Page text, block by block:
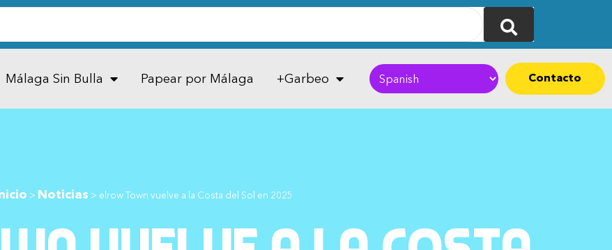
Málaga Sin Bulla Papear por Málaga +Garbeo Contacto
> Noticias > elrow Town vuelve a la Costa del Sol en 2025